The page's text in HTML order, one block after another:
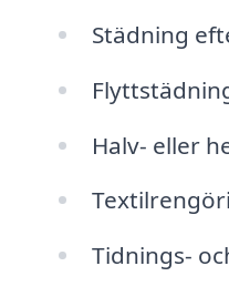
Städning
Halv- eller
Tidnings-